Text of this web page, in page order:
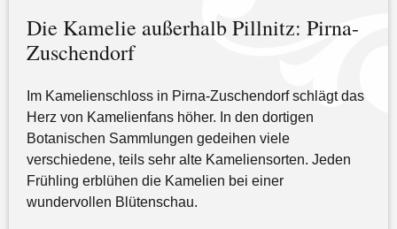
Die Kamelie außerhalb Pillnitz: Pirna-
Zuschendorf
Im Kamelienschloss in Pirna-Zuschendorf schlägt das
Herz von Kamelienfans höher. In den dortigen
Botanischen Sammlungen gedeihen viele
verschiedene, teils sehr alte Kameliensorten. Jeden
Frühling erblühen die Kamelien bei einer
wundervollen Blütenschau.